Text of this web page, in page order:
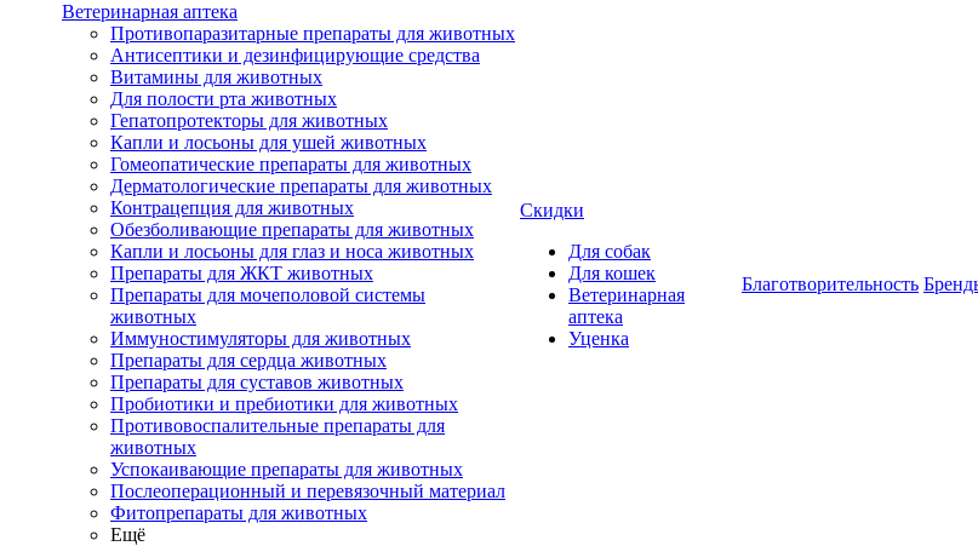
Ветеринарная аптека
Противопаразитарные препараты для животных
Антисептики и дезинфицирующие средства
Витамины для животных
Для полости рта животных
Гепатопротекторы для животных
Капли и лосьоны для ушей животных
Гомеопатические препараты для животных
Дерматологические препараты для животных
Контрацепция для животных
Обезболивающие препараты для животных
Капли и лосьоны для глаз и носа животных
Препараты для ЖКТ животных
Препараты для мочеполовой системы
животных
Иммуностимуляторы для животных
Препараты для сердца животных
Препараты для суставов животных
Пробиотики и пребиотики для животных
Противовоспалительные препараты для
животных
Успокаивающие препараты для животных
Послеоперационный и перевязочный материал
Фитопрепараты для животных
Ещё
Скидки
Для собак
Для кошек
Ветеринарная
аптека
Уценка
Благотворительность